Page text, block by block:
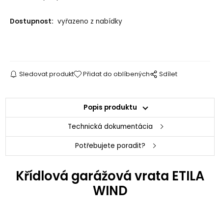
Dostupnost: vyřazeno z nabídky
Sledovat produkt Přidat do oblíbených Sdílet
Popis produktu
Technická dokumentácia
Potřebujete poradit?
Křídlová garážová vrata ETILA
WIND